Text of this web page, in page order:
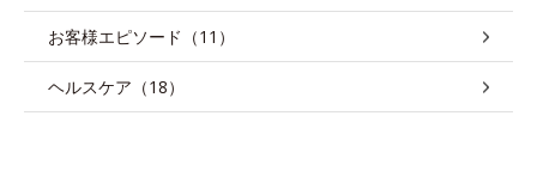
お客様エピソード（11）
ヘルスケア（18）